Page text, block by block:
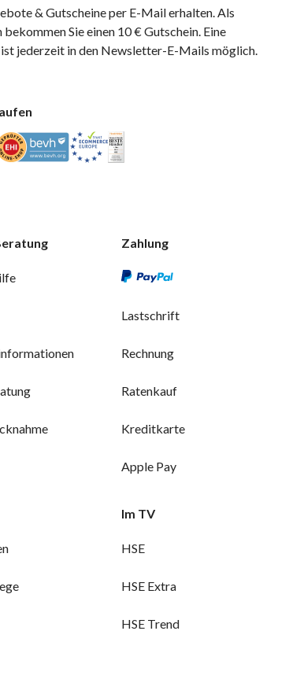
& Gutscheine per E-Mail erhalten. Als
bekommen Sie einen 10 € Gutschein. Eine
jederzeit in den Newsletter-E-Mails möglich.
Zahlung
Lastschrift
Rechnung
Ratenkauf
Kreditkarte
Apple Pay
Im TV
HSE
HSE Extra
HSE Trend